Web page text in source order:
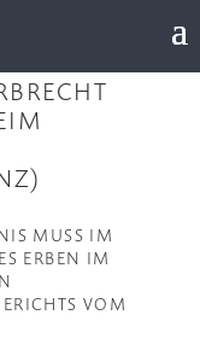
MUSS IM
ERBEN IM
VOM